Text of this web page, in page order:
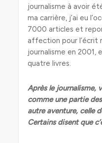
journalisme à avoir
ma carrière, j’ai eu
7000 articles et
affection pour l’écrit
journalisme en 2001,
quatre livres.
Après le journalisme,
comme une partie
autre aventure, celle
Certains disent que